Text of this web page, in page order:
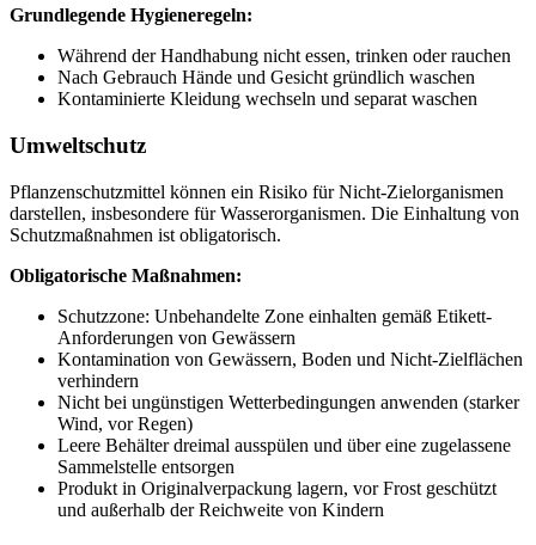
Grundlegende Hygieneregeln:
Während der Handhabung nicht essen, trinken oder rauchen
Nach Gebrauch Hände und Gesicht gründlich waschen
Kontaminierte Kleidung wechseln und separat waschen
Umweltschutz
Pflanzenschutzmittel können ein Risiko für Nicht-Zielorganismen
darstellen, insbesondere für Wasserorganismen. Die Einhaltung von
Schutzmaßnahmen ist obligatorisch.
Obligatorische Maßnahmen:
Schutzzone: Unbehandelte Zone einhalten gemäß Etikett-
Anforderungen von Gewässern
Kontamination von Gewässern, Boden und Nicht-Zielflächen
verhindern
Nicht bei ungünstigen Wetterbedingungen anwenden (starker
Wind, vor Regen)
Leere Behälter dreimal ausspülen und über eine zugelassene
Sammelstelle entsorgen
Produkt in Originalverpackung lagern, vor Frost geschützt
und außerhalb der Reichweite von Kindern